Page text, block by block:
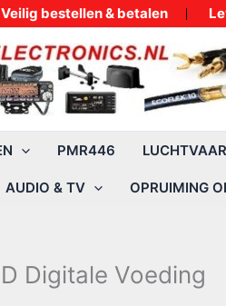
Veilig bestellen & betalen
PMR446
AUDIO & TV OPRUIMING
Digitale Voeding